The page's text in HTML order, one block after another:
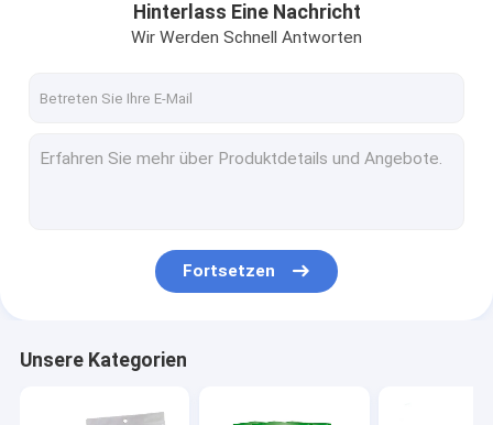
Hinterlass Eine Nachricht
Wir Werden Schnell Antworten
Fortsetzen
Unsere Kategorien